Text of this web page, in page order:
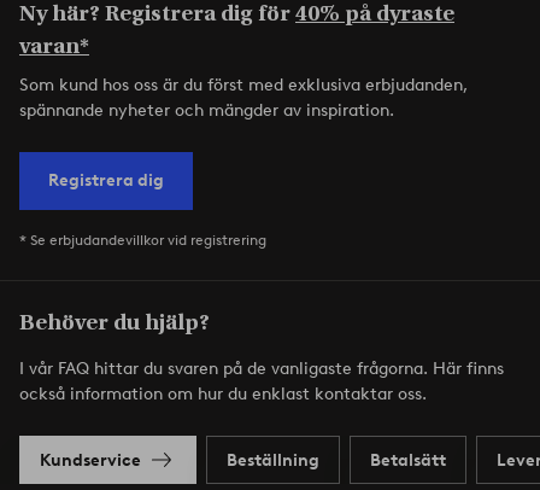
Ny här? Registrera dig för40% på dyraste
varan*
Som kund hos oss är du först med exklusiva erbjudanden,
spännande nyheter och mängder av inspiration.
Registrera dig
* Se erbjudandevillkor vid registrering
Behöver du hjälp?
I vår FAQ hittar du svaren på de vanligaste frågorna. Här finns
också information om hur du enklast kontaktar oss.
Kundservice Beställning Betalsätt